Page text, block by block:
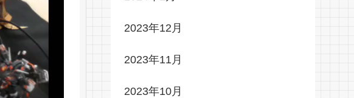
2023年12月
2023年11月
2023年10月